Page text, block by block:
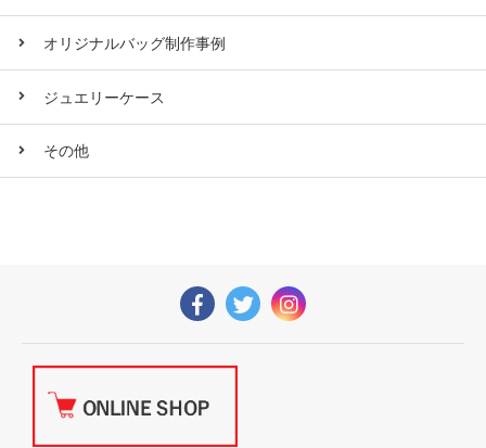
オリジナルバッグ制作事例
ジュエリーケース
その他